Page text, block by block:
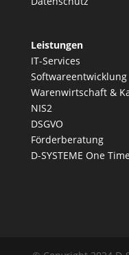
Leistungen
IT-Services
Softwareentwicklung
Warenwirtschaft &
NIS2
DSGVO
Förderberatung
D-SYSTEME One